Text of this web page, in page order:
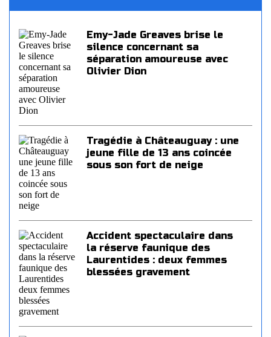
Emy-Jade Greaves brise le
silence concernant sa
séparation amoureuse avec
Olivier Dion
Tragédie à Châteauguay : une
jeune fille de 13 ans coincée
sous son fort de neige
Accident spectaculaire dans
la réserve faunique des
Laurentides : deux femmes
blessées gravement